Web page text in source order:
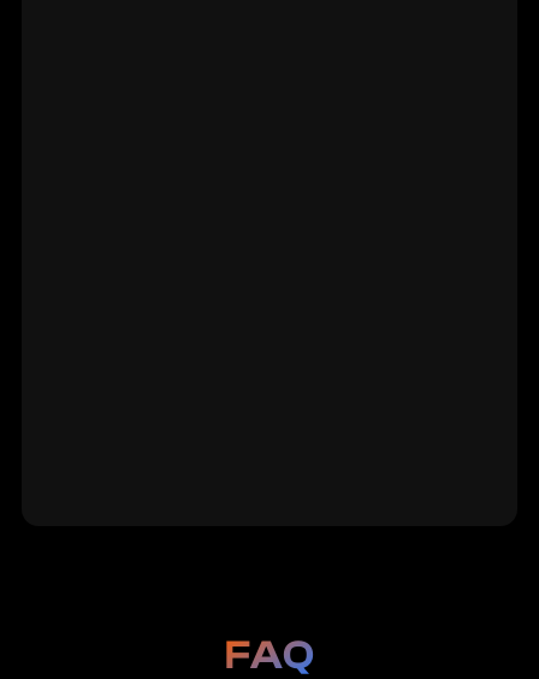
FAQ